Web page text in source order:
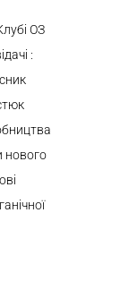
ОЗ
:
нового